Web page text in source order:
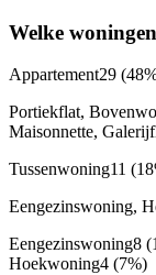
Welke
Appartement29
Portiekflat,
Maisonnette,
Tussenwoning11
Eengezinswoning,
Eengezinswoning8
Hoekwoning4 (7%)